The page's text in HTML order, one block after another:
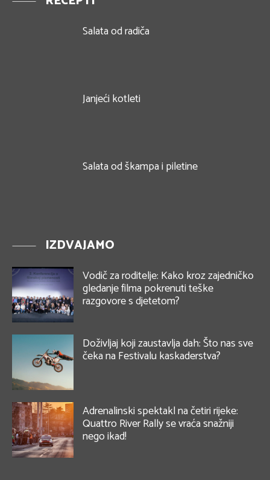
Salata od radiča
Janjeći kotleti
Salata od škampa i piletine
IZDVAJAMO
Vodič za roditelje: Kako kroz zajedničko
gledanje filma pokrenuti teške
razgovore s djetetom?
Doživljaj koji zaustavlja dah: Što nas sve
čeka na Festivalu kaskaderstva?
Adrenalinski spektakl na četiri rijeke:
Quattro River Rally se vraća snažniji
nego ikad!